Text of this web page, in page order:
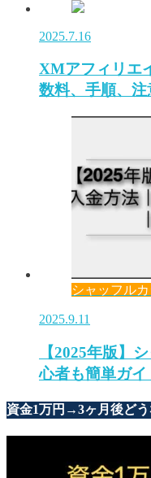
2025.7.16
XMアフィリエ
数料、手順、
シャッフルカ
2025.9.11
【2025年版】
心者も簡単ガ
資金1万円→3ヶ月後どう